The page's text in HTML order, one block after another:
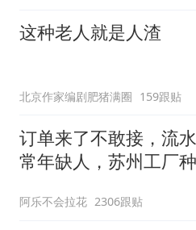
这种老人就是人渣
北京作家编剧肥猪满圈 159跟贴
订单来了不敢接，流
常年缺人，苏州工厂
阿乐不会拉花 2306跟贴